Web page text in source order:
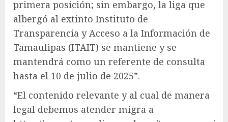
primera posición; sin embargo, la liga que
albergó al extinto Instituto de
Transparencia y Acceso a la Información de
Tamaulipas (ITAIT) se mantiene y se
mantendrá como un referente de consulta
hasta el 10 de julio de 2025”.
“El contenido relevante y al cual de manera
legal debemos atender migra a